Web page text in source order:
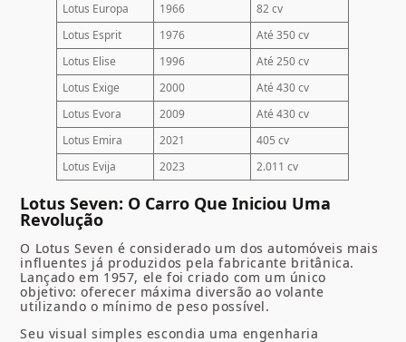
Lotus Europa
1966
82 cv
Lotus Esprit
1976
Até 350 cv
Lotus Elise
1996
Até 250 cv
Lotus Exige
2000
Até 430 cv
Lotus Evora
2009
Até 430 cv
Lotus Emira
2021
405 cv
Lotus Evija
2023 2.011 cv
Lotus Seven: O Carro Que Iniciou Uma
Revolução
O Lotus Seven é considerado um dos automóveis mais
influentes já produzidos pela fabricante britânica.
Lançado em 1957, ele foi criado com um único
objetivo: oferecer máxima diversão ao volante
utilizando o mínimo de peso possível.
Seu visual simples escondia uma engenharia